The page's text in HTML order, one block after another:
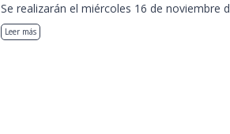
Se realizarán el miércoles 16 de noviembre
Leer más